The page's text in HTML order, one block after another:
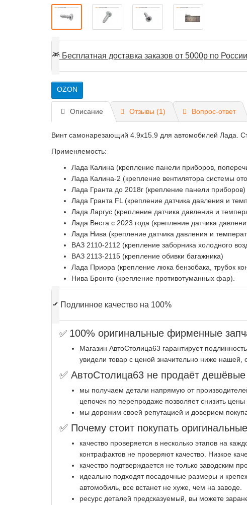
🎁 Бесплатная доставка заказов от 5000р по
OZON
Описание Отзывы (1) Вопрос-ответ
Винт самонарезающий 4.9х15.9 для автомобилей Лада.
Применяемость:
Лада Калина (крепление панели приборов,
Лада Калина-2 (крепление вентилятора системы
Лада Гранта до 2018г (крепление панели приборов)
Лада Гранта FL (крепление датчика давления и
Лада Ларгус (крепление датчика давления и
Лада Веста с 2023 года (крепление датчика
Лада Нива (крепление датчика давления и
ВАЗ 2110-2112 (крепление заборника холодного
ВАЗ 2113-2115 (крепление обивки багажника)
Лада Приора (крепление люка бензобака, трубок
Нива Бронто (крепление противотуманных фар).
✔ Подлинное качество на 100%
✅ 100% оригинальные фирменные
Магазин АвтоСтолица63 гарантирует
увидели товар с ценой значительно ниже
✅ АвтоСтолица63 не продаёт
мы получаем детали напрямую от
цепочек по перепродаже позволяет снизить
мы дорожим своей репутацией и доверием
✅ Почему стоит покупать
качество проверяется в несколько этапов на
контрафактов не проверяют качество. Низкое
качество подтверждается не только заводским
идеально подходят посадочные размеры и
автомобиль, все встанет не хуже, чем на заводе.
ресурс деталей предсказуемый, вы можете